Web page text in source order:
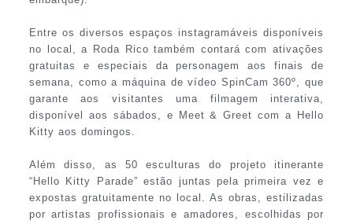
Entre os diversos espaços instagramáveis disponíveis
no local, a Roda Rico também contará com ativações
gratuitas e especiais da personagem aos finais de
semana, como a máquina de vídeo SpinCam 360º, que
garante aos visitantes uma filmagem interativa,
disponível aos sábados, e Meet & Greet com a Hello
Kitty aos domingos.
Além disso, as 50 esculturas do projeto itinerante
“Hello Kitty Parade” estão juntas pela primeira vez e
expostas gratuitamente no local. As obras, estilizadas
por artistas profissionais e amadores, escolhidas por